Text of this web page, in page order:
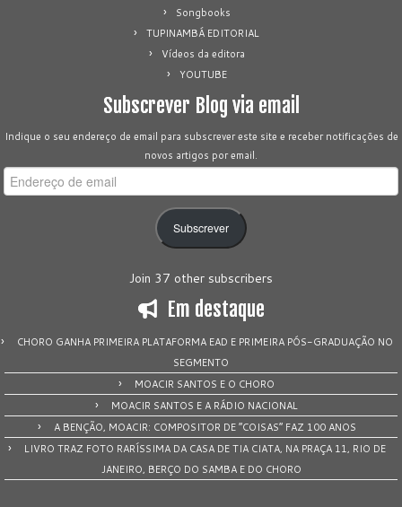
Songbooks
TUPINAMBÁ EDITORIAL
Vídeos da editora
YOUTUBE
Subscrever Blog via email
Indique o seu endereço de email para subscrever este site e receber notificações de
novos artigos por email.
Endereço
de
Subscrever
Join 37 other subscribers
Em destaque
CHORO GANHA PRIMEIRA PLATAFORMA EAD E PRIMEIRA PÓS-GRADUAÇÃO NO
SEGMENTO
MOACIR SANTOS E O CHORO
MOACIR SANTOS E A RÁDIO NACIONAL
A BENÇÃO, MOACIR: COMPOSITOR DE “COISAS” FAZ 100 ANOS
LIVRO TRAZ FOTO RARÍSSIMA DA CASA DE TIA CIATA, NA PRAÇA 11, RIO DE
JANEIRO, BERÇO DO SAMBA E DO CHORO